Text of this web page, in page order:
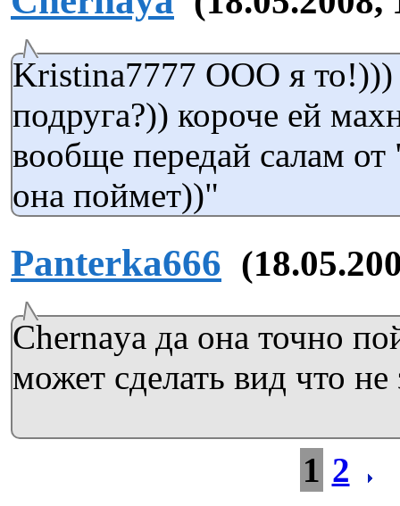
Kristina7777 ООО я то!)))
подруга?)) короче ей
вообще передай салам
она поймет))"
Panterka666
Chernaya да она точно
может сделать вид что не
1 2